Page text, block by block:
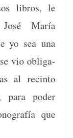
libros, le
María
yo sea una
vio oblig­a­
al recin­to
para poder
que